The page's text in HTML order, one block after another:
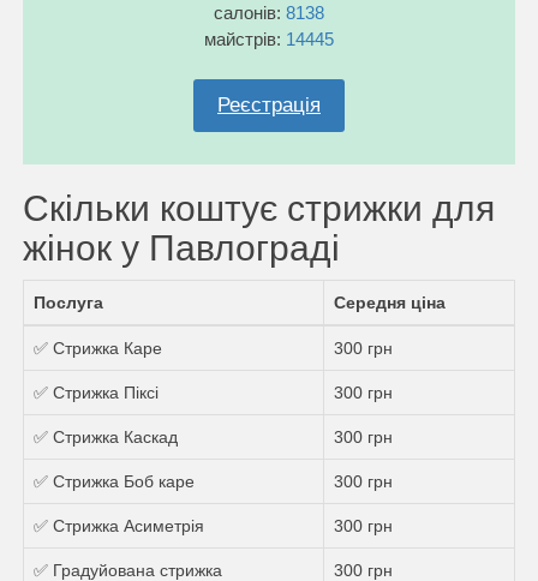
салонів: 8138
майстрів: 14445
Реєстрація
Скільки коштує стрижки для
жінок у Павлограді
Послуга Середня ціна
✅ Стрижка Каре 300 грн
✅ Стрижка Пiксi 300 грн
✅ Стрижка Каскад 300 грн
✅ Стрижка Боб каре 300 грн
✅ Стрижка Асиметрія 300 грн
✅ Градуйована стрижка 300 грн